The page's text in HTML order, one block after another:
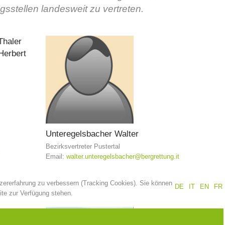
Kontakt
Prävention
landesweit zu vertreten.
Unteregelsbacher Walter
Bezirksvertreter Pustertal
Email: walter.unteregelsbacher@bergrettung.it
DE
IT EN FR
zu verbessern (Tracking Cookies). Sie können
zur Verfügung stehen.